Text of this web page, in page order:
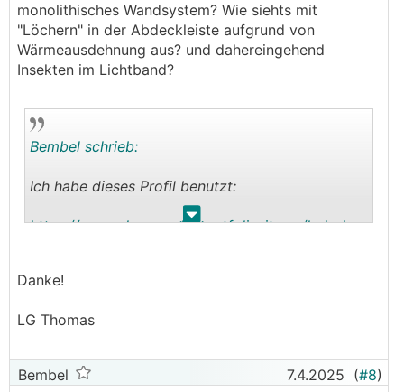
monolithisches Wandsystem? Wie siehts mit
"Löchern" in der Abdeckleiste aufgrund von
Wärmeausdehnung aus? und dahereingehend
Insekten im Lichtband?
. .
Bembel schrieb:
Ich habe dieses Profil benutzt:
https://www.alupona.de/portfolio-items/led-alupr
Von der Idee, zunächst einen XPS Streifen
einzusetzen, wurde mir vom Verputzer
hinzubekommen.
Danke!
LG Thomas
Bembel 7.4.2025 (#8)